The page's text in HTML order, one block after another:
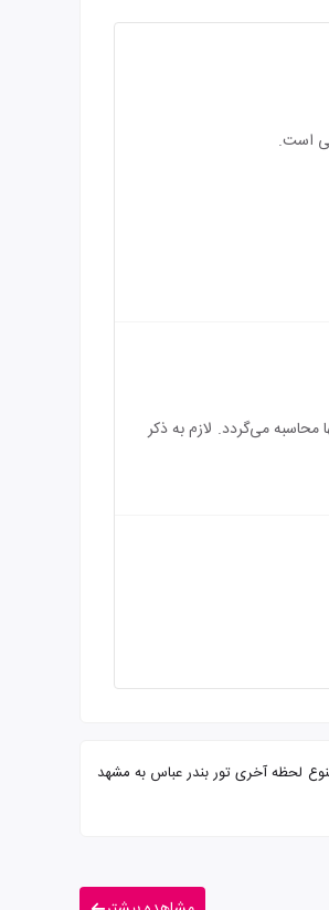
است.
(درصورت عدم استفاده از سرویس) نیم بها محاسبه می‌گردد. لازم به ذکر
است. پکیج‌های متنوع لحظه آخری تور بندر عباس به مشهد